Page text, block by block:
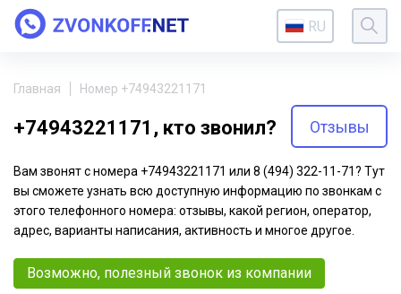
RU
Главная Номер +74943221171
+74943221171, кто звонил? Отзывы
Вам звонят с номера +74943221171 или 8 (494) 322-11-71? Тут
вы сможете узнать всю доступную информацию по звонкам с
этого телефонного номера: отзывы, какой регион, оператор,
адрес, варианты написания, активность и многое другое.
Возможно, полезный звонок из компании